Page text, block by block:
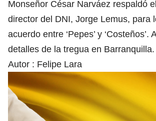
Monseñor César Narváez respaldó
director del DNI, Jorge Lemus, para
acuerdo entre ‘Pepes’ y ‘Costeños’.
detalles de la tregua en Barranquilla.
Autor : Felipe Lara